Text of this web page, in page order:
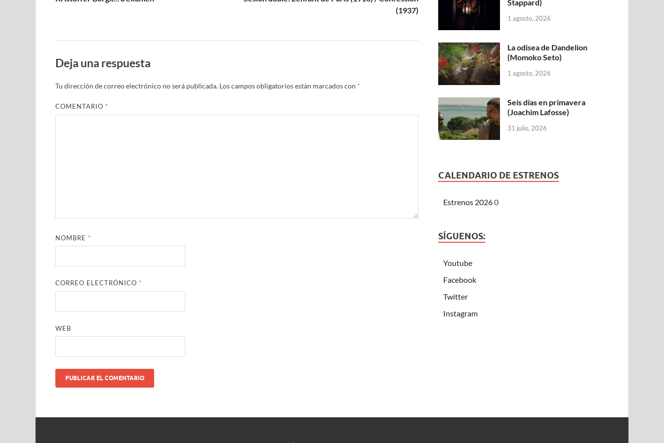
(1937)
Deja una respuesta
Tu dirección de correo electrónico no será publicada. Los campos obligatorios están marcados con *
COMENTARIO *
NOMBRE *
CORREO ELECTRÓNICO *
WEB
Stappard)
1 agosto, 2026
La odisea de Dandelion
(Momoko Seto)
1 agosto, 2026
Seis días en primavera
(Joachim Lafosse)
31 julio, 2026
CALENDARIO DE ESTRENOS
Estrenos 20260
SÍGUENOS:
Youtube
Facebook
Twitter
Instagram